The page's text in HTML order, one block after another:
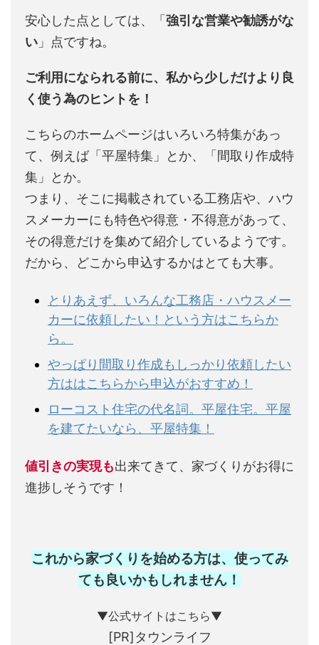
安心した点としては、「強引な営業や勧誘がな
い 」点ですね。
ご利用になられる前に、私から少しだけより良
く使う為のヒントを！
こちらのホームページはいろいろ特集があっ
て、例えば「平屋特集」とか、「間取り作成特
集」とか。
つまり、そこに掲載されている工務店や、ハウ
スメーカーにも特色や得意・不得意があって、
その得意だけを集めて紹介しているようです。
だから、どこから申込するかはとても大事。
とりあえず、いろんな工務店・ハウスメー
カーに依頼したい！という方はこちらか
ら。
やっぱり間取り作成もしっかり依頼したい
方ははこちらから申込がおすすめ！
ローコスト住宅の代名詞。平屋住宅。平屋
を建てたいなら、平屋特集！
値引きの実現も出来てきて、家づくりがお得に
進捗しそうです！
これから家づくりを始める方は、使ってみ
ても良いかもしれません ！
▼公式サイトはこちら▼
[PR]タウンライフ